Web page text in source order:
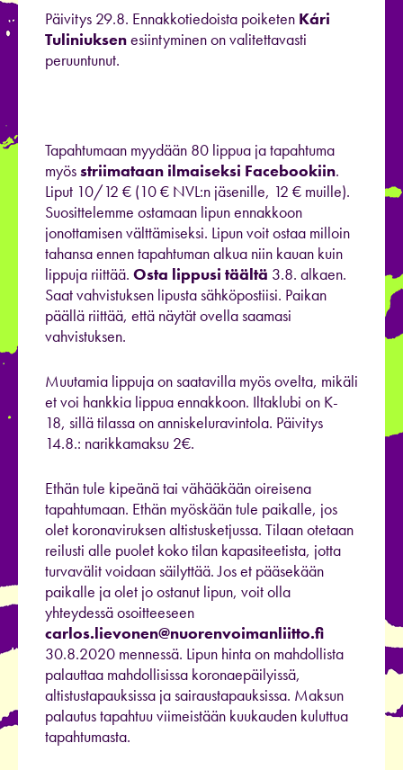
Päivitys 29.8. Ennakkotiedoista poiketen Kári
Tuliniuksenesiintyminen on valitettavasti
peruuntunut.
Tapahtumaan myydään 80 lippua ja tapahtuma
myösstriimataan ilmaiseksi Facebookiin.
Liput 10/12 € (10 € NVL:n jäsenille, 12 € muille).
Suosittelemme ostamaan lipun ennakkoon
jonottamisen välttämiseksi. Lipun voit ostaa milloin
tahansa ennen tapahtuman alkua niin kauan kuin
lippuja riittää. Osta lippusi täältä 3.8. alkaen.
Saat vahvistuksen lipusta sähköpostiisi. Paikan
päällä riittää, että näytät ovella saamasi
vahvistuksen.
Muutamia lippuja on saatavilla myös ovelta, mikäli
et voi hankkia lippua ennakkoon. Iltaklubi on K-
18, sillä tilassa on anniskeluravintola. Päivitys
14.8.: narikkamaksu 2€.
Ethän tule kipeänä tai vähääkään oireisena
tapahtumaan. Ethän myöskään tule paikalle, jos
olet koronaviruksen altistusketjussa. Tilaan otetaan
reilusti alle puolet koko tilan kapasiteetista, jotta
turvavälit voidaan säilyttää. Jos et pääsekään
paikalle ja olet jo ostanut lipun, voit olla
yhteydessä osoitteeseen
carlos.lievonen@nuorenvoimanliitto.fi
30.8.2020 mennessä. Lipun hinta on mahdollista
palauttaa mahdollisissa koronaepäilyissä,
altistustapauksissa ja sairaustapauksissa. Maksun
palautus tapahtuu viimeistään kuukauden kuluttua
tapahtumasta.